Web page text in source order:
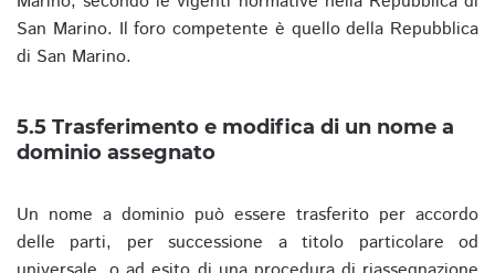
San Marino. Il foro competente è quello della Repubblica
di San Marino.
5.5 Trasferimento e modifica di un nome a
dominio assegnato
Un nome a dominio può essere trasferito per accordo
delle parti, per successione a titolo particolare od